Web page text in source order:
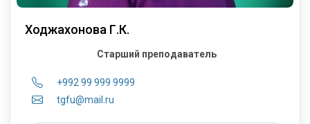
Ходжахонова Г.К.
Старший преподаватель
+992 99 999 9999
tgfu@mail.ru